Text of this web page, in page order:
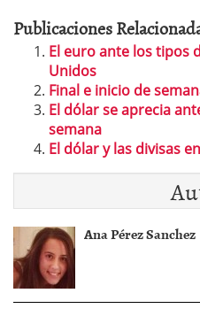
Publicaciones
El euro ante los tipos
Unidos
Final e inicio de
El dólar se aprecia
semana
El dólar y las divisas
Ana Pérez Sanchez